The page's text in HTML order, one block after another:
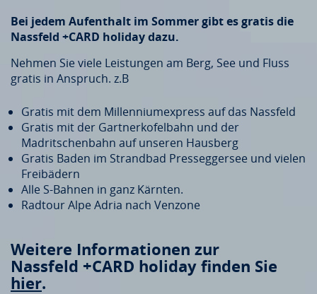
Bei jedem Aufenthalt im Sommer gibt es gratis die
Nassfeld +CARD holiday dazu.
Nehmen Sie viele Leistungen am Berg, See und Fluss
gratis in Anspruch. z.B
Gratis mit dem Millenniumexpress auf das Nassfeld
Gratis mit der Gartnerkofelbahn und der
Madritschenbahn auf unseren Hausberg
Gratis Baden im Strandbad Presseggersee und vielen
Freibädern
Alle S-Bahnen in ganz Kärnten.
Radtour Alpe Adria nach Venzone
Weitere Informationen zur
Nassfeld +CARD holidayfinden Sie
hier.